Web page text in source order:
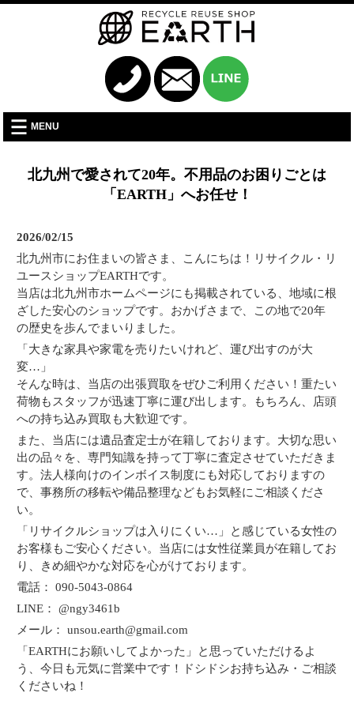
MENU
北九州で愛されて20年。不用品のお困りごとは
「EARTH」へお任せ！
2026/02/15
北九州市にお住まいの皆さま、こんにちは！リサイクル・リ
ユースショップEARTHです。
当店は北九州市ホームページにも掲載されている、地域に根
ざした安心のショップです。おかげさまで、この地で20年
の歴史を歩んでまいりました。
「大きな家具や家電を売りたいけれど、運び出すのが大
変…」
そんな時は、当店の出張買取をぜひご利用ください！重たい
荷物もスタッフが迅速丁寧に運び出します。もちろん、店頭
への持ち込み買取も大歓迎です。
また、当店には遺品査定士が在籍しております。大切な思い
出の品々を、専門知識を持って丁寧に査定させていただきま
す。法人様向けのインボイス制度にも対応しておりますの
で、事務所の移転や備品整理などもお気軽にご相談くださ
い。
「リサイクルショップは入りにくい…」と感じている女性の
お客様もご安心ください。当店には女性従業員が在籍してお
り、きめ細やかな対応を心がけております。
電話： 090-5043-0864
LINE： @ngy3461b
メール： unsou.earth@gmail.com
「EARTHにお願いしてよかった」と思っていただけるよ
う、今日も元気に営業中です！ドシドシお持ち込み・ご相談
くださいね！